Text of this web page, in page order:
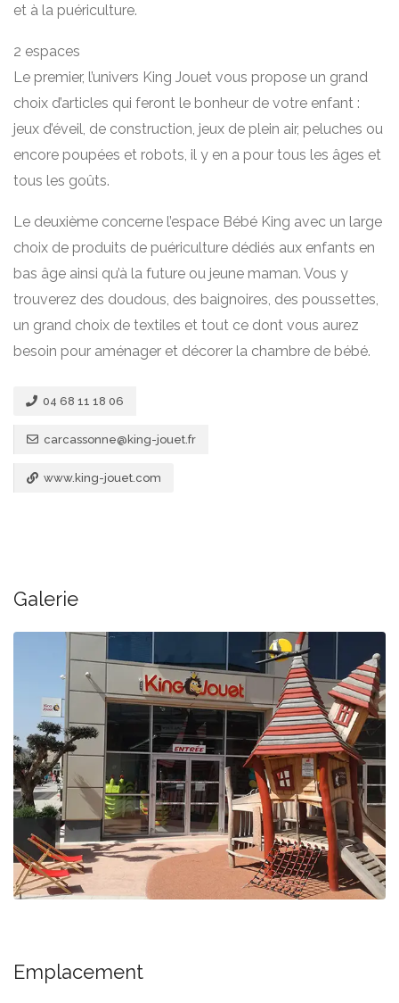
et à la puériculture.
2 espaces
Le premier, l’univers King Jouet vous propose un grand
choix d’articles qui feront le bonheur de votre enfant :
jeux d’éveil, de construction, jeux de plein air, peluches ou
encore poupées et robots, il y en a pour tous les âges et
tous les goûts.
Le deuxième concerne l’espace Bébé King avec un large
choix de produits de puériculture dédiés aux enfants en
bas âge ainsi qu’à la future ou jeune maman. Vous y
trouverez des doudous, des baignoires, des poussettes,
un grand choix de textiles et tout ce dont vous aurez
besoin pour aménager et décorer la chambre de bébé.
04 68 11 18 06
carcassonne@king-jouet.fr
www.king-jouet.com
Galerie
Emplacement